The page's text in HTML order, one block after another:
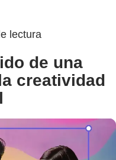
lectura
de una
creatividad